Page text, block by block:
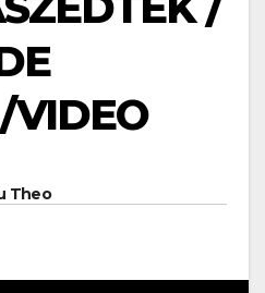
VIDEO
Theo